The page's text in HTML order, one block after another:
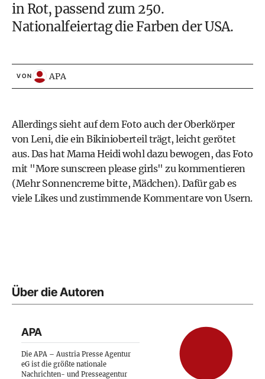
in Rot, passend zum 250.
Nationalfeiertag die Farben der USA.
VON APA
Allerdings sieht auf dem Foto auch der Oberkörper
von Leni, die ein Bikinioberteil trägt, leicht gerötet
aus. Das hat Mama Heidi wohl dazu bewogen, das Foto
mit "More sunscreen please girls" zu kommentieren
(Mehr Sonnencreme bitte, Mädchen). Dafür gab es
viele Likes und zustimmende Kommentare von Usern.
Über die Autoren
APA
Die APA – Austria Presse Agentur
eG ist die größte nationale
Nachrichten- und Presseagentur